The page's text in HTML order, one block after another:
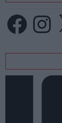
FacebookInstagram
X